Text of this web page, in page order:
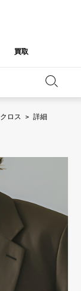
買取
MILLE
ル・ミル
イ
ジュエリー
トップ
ンキー
クロア
ン
クロス > 詳細